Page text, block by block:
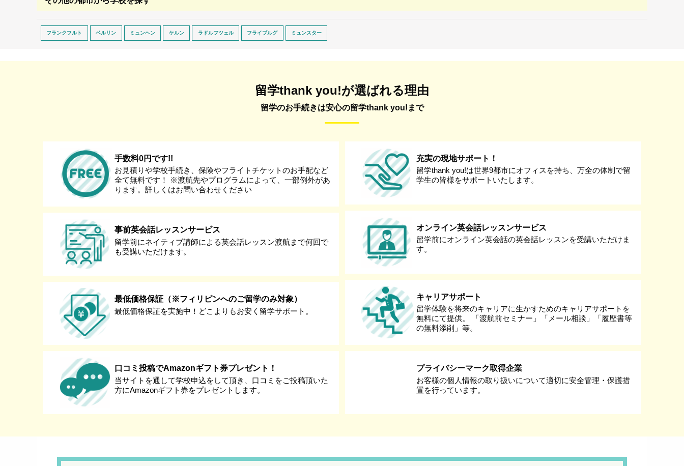
フランクフルト ベルリン ミュンヘン ケルン ラドルフツェル フライブルグ ミュンスター
留学thank you!が選ばれる理由
留学のお手続きは安心の留学thank you!まで
手数料0円です!!
お見積りや学校手続き、保険やフライトチケットのお手配など
全て無料です！ ※渡航先やプログラムによって、一部例外があ
ります。詳しくはお問い合わせください
事前英会話レッスンサービス
留学前にネイティブ講師による英会話レッスン渡航まで何回で
も受講いただけます。
最低価格保証（※フィリピンへのご留学のみ対象）
最低価格保証を実施中！どこよりもお安く留学サポート。
口コミ投稿でAmazonギフト券プレゼント！
当サイトを通して学校申込をして頂き、口コミをご投稿頂いた
方にAmazonギフト券をプレゼントします。
充実の現地サポート！
留学thank you!は世界9都市にオフィスを持ち、万全の体制で留
学生の皆様をサポートいたします。
オンライン英会話レッスンサービス
留学前にオンライン英会話の英会話レッスンを受講いただけま
す。
キャリアサポート
留学体験を将来のキャリアに生かすためのキャリアサポートを
無料にて提供。 「渡航前セミナー」「メール相談」「履歴書等
の無料添削」等。
プライバシーマーク取得企業
お客様の個人情報の取り扱いについて適切に安全管理・保護措
置を行っています。